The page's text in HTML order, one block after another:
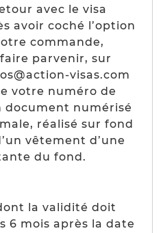
avec le visa
avoir coché l’option
commande,
parvenir, sur
visas.com
votre numéro de
document numérisé
réalisé sur fond
vêtement d’une
du fond.
la validité doit
6 mois après la date